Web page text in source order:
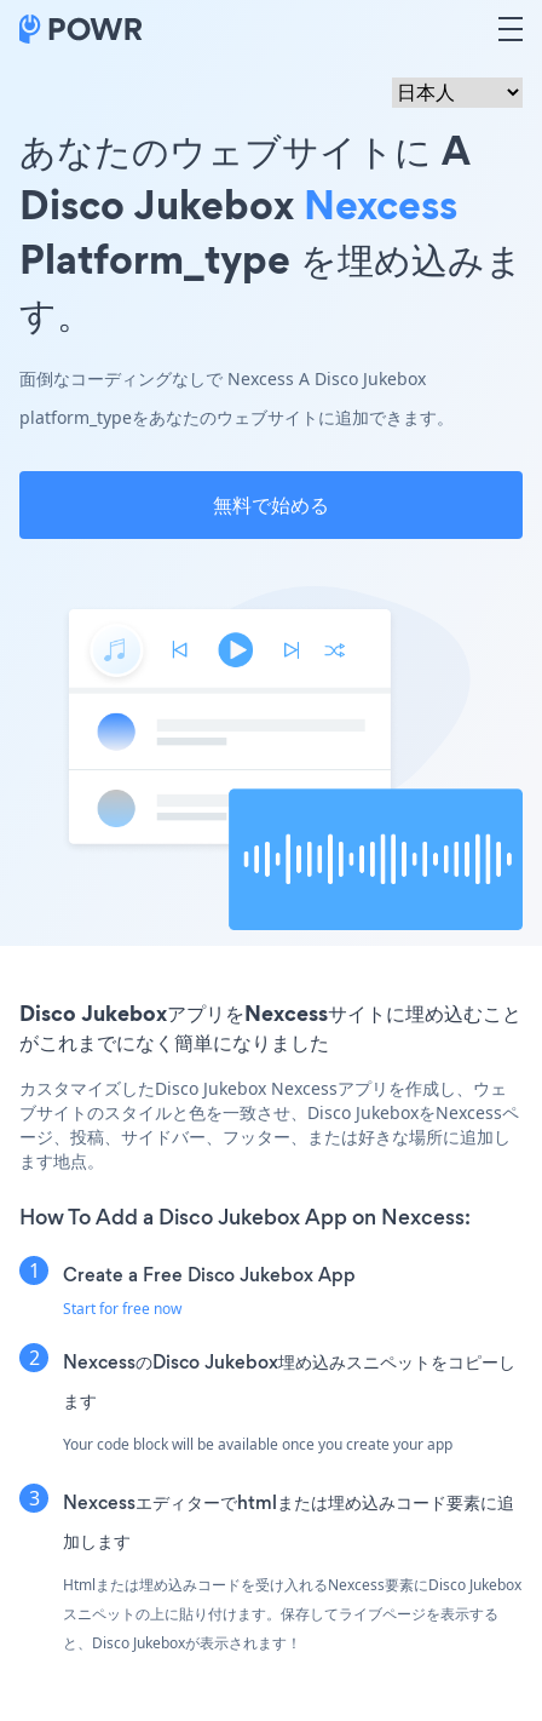
あなたのウェブサイトに A
Disco Jukebox Nexcess
Platform_type を埋め込みま
す。
面倒なコーディングなしで Nexcess A Disco Jukebox
platform_typeをあなたのウェブサイトに追加できます。
無料で始める
Disco JukeboxアプリをNexcessサイトに埋め込むこと
がこれまでになく簡単になりました
カスタマイズしたDisco Jukebox Nexcessアプリを作成し、ウェ
ブサイトのスタイルと色を一致させ、Disco JukeboxをNexcessペ
ージ、投稿、サイドバー、フッター、または好きな場所に追加し
ます地点。
How To Add a Disco Jukebox App on Nexcess:
Create a Free Disco Jukebox App
Start for free now
NexcessのDisco Jukebox埋め込みスニペットをコピーし
ます
Your code block will be available once you create your app
Nexcessエディターでhtmlまたは埋め込みコード要素に追
加します
Htmlまたは埋め込みコードを受け入れるNexcess要素にDisco Jukebox
スニペットの上に貼り付けます。保存してライブページを表示する
と、Disco Jukeboxが表示されます！